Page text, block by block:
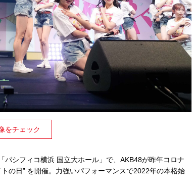
をチェック
シフィコ横浜 国立大ホール」で、AKB48が昨年コロナ
の日” を開催。力強いパフォーマンスで2022年の本格始